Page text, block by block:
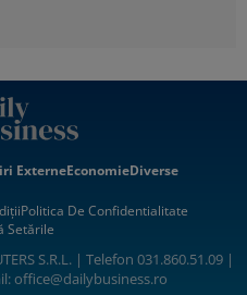
ExterneEconomieDiverse
Politica De Confidentialitate
Setările
S.R.L. | Telefon 031.860.51.09 |
office@dailybusiness.ro